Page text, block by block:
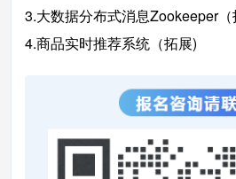
3.大数据分布式消息Zookeeper（
4.商品实时推荐系统（拓展)